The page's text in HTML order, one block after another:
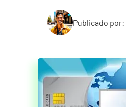
Publicado por: